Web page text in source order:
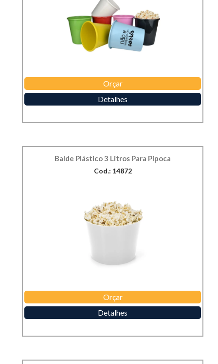
Orçar
Detalhes
Balde Plástico 3 Litros Para Pipoca
Cod.: 14872
Orçar
Detalhes